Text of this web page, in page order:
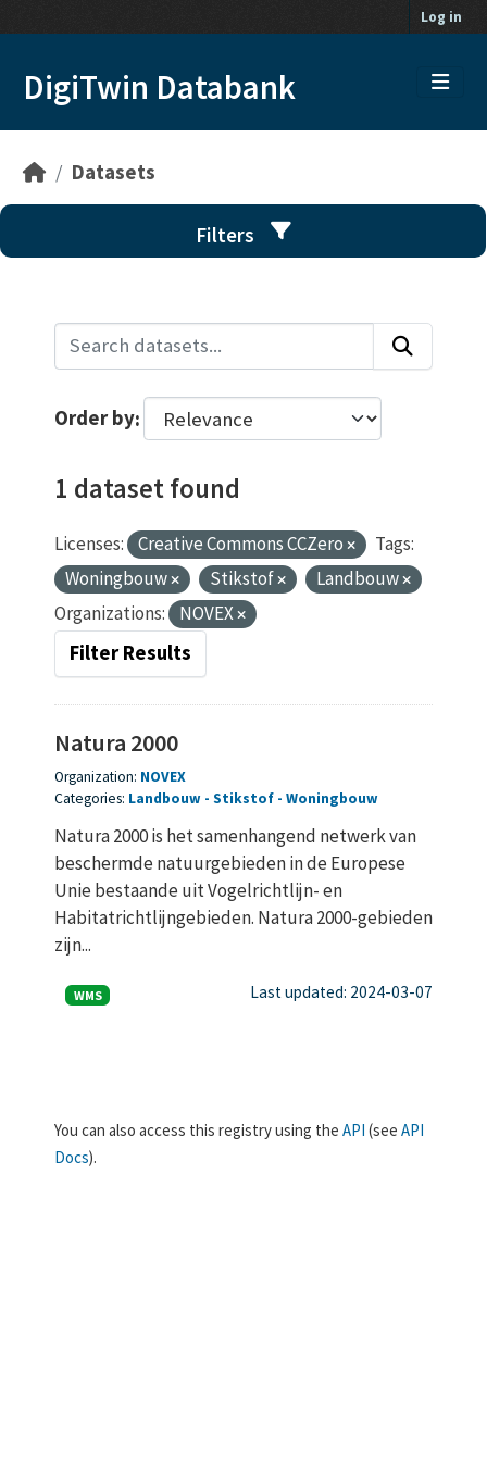
Log in
DigiTwin Databank
Datasets
Filters
Order by
1 dataset found
Licenses: Creative Commons CCZero
Tags:
Woningbouw
Stikstof
Landbouw
Organizations:
NOVEX
Filter Results
Natura 2000
Organization: NOVEX
Categories: Landbouw Stikstof Woningbouw
Natura 2000 is het samenhangend netwerk van
beschermde natuurgebieden in de Europese
Unie bestaande uit Vogelrichtlijn- en
Habitatrichtlijngebieden. Natura 2000-gebieden
zijn...
WMS Last updated: 2024-03-07
You can also access this registry using the API (see API
Docs).